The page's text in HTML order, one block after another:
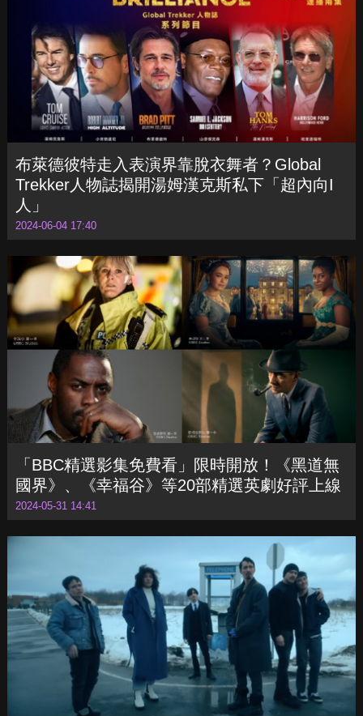
「第六次」終局之戰
2026-06-18 12:50
布萊德彼特走入表演界靠脫衣舞者？Global
Trekker人物誌揭開湯姆漢克斯私下「超內向I
人」
2024-06-04 17:40
「BBC精選影集免費看」限時開放！《黑道無
國界》、《幸福谷》等20部精選英劇好評上線
2024-05-31 14:41